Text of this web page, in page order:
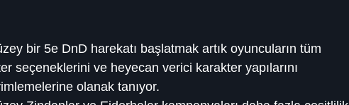
bir 5e DnD harekatı başlatmak artık oyuncuların tüm
seçeneklerini ve heyecan verici karakter yapılarını
olanak tanıyor.